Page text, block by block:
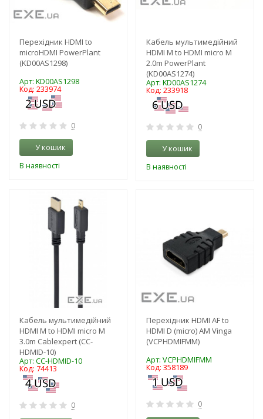
Перехідник HDMI to
microHDMI PowerPlant
(KD00AS1298)
Арт: KD00AS1298
Код: 233974
0
У кошик
В наявності
Кабель мультимедійний
HDMI M to HDMI micro M
2.0m PowerPlant
(KD00AS1274)
Арт: KD00AS1274
Код: 233918
0
У кошик
В наявності
Кабель мультимедійний
HDMI M to HDMI micro M
3.0m Cablexpert (CC-
HDMID-10)
Арт: CC-HDMID-10
Код: 74413
0
Перехідник HDMI AF to
HDMI D (micro) AM Vinga
(VCPHDMIFMM)
Арт: VCPHDMIFMM
Код: 358189
0